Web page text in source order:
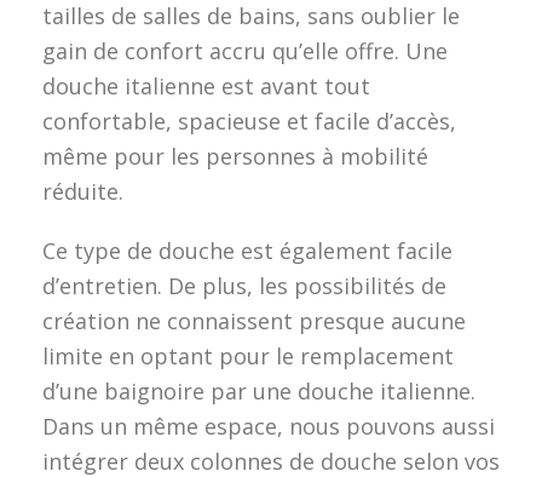
tailles de salles de bains, sans oublier le
gain de confort accru qu’elle offre. Une
douche italienne est avant tout
confortable, spacieuse et facile d’accès,
même pour les personnes à mobilité
réduite.
Ce type de douche est également facile
d’entretien. De plus, les possibilités de
création ne connaissent presque aucune
limite en optant pour le remplacement
d’une baignoire par une douche italienne.
Dans un même espace, nous pouvons aussi
intégrer deux colonnes de douche selon vos